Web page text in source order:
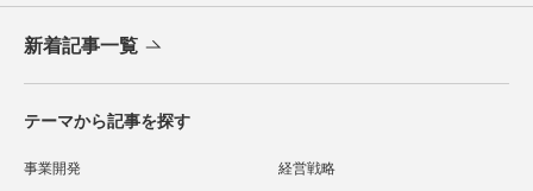
新着記事一覧
テーマから記事を探す
事業開発 経営戦略